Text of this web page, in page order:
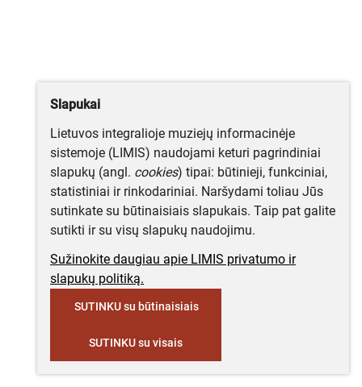
Slapukai
Lietuvos integralioje muziejų informacinėje
sistemoje (LIMIS) naudojami keturi pagrindiniai
slapukų (angl. cookies) tipai: būtinieji, funkciniai,
statistiniai ir rinkodariniai. Naršydami toliau Jūs
sutinkate su būtinaisiais slapukais. Taip pat galite
sutikti ir su visų slapukų naudojimu.
Sužinokite daugiau apie LIMIS privatumo ir
slapukų politiką.
SUTINKU su būtinaisiais
SUTINKU su visais